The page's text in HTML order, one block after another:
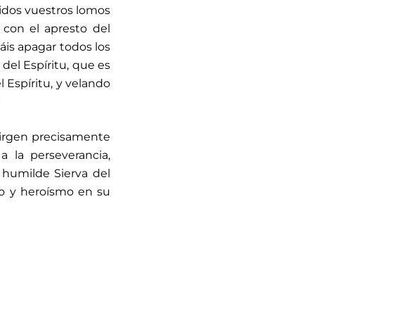
vuestros lomos
el apresto del
apagar todos los
Espíritu, que es
Espíritu, y velando
precisamente
la perseverancia,
Sierva del
y heroísmo en su